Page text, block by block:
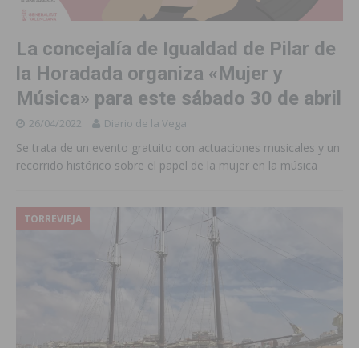
La concejalía de Igualdad de Pilar de
la Horadada organiza «Mujer y
Música» para este sábado 30 de abril
26/04/2022 Diario de la Vega
Se trata de un evento gratuito con actuaciones musicales y un
recorrido histórico sobre el papel de la mujer en la música
TORREVIEJA